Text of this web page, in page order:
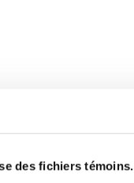
des fichiers témoins.